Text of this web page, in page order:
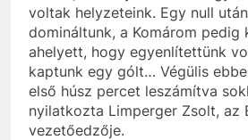
voltak helyzeteink. Egy null
domináltunk, a Komárom pedig
ahelyett, hogy egyenlítettünk
kaptunk egy gólt… Végülis
első húsz percet leszámítva
nyilatkozta Limperger Zsolt, az
vezetőedzője.